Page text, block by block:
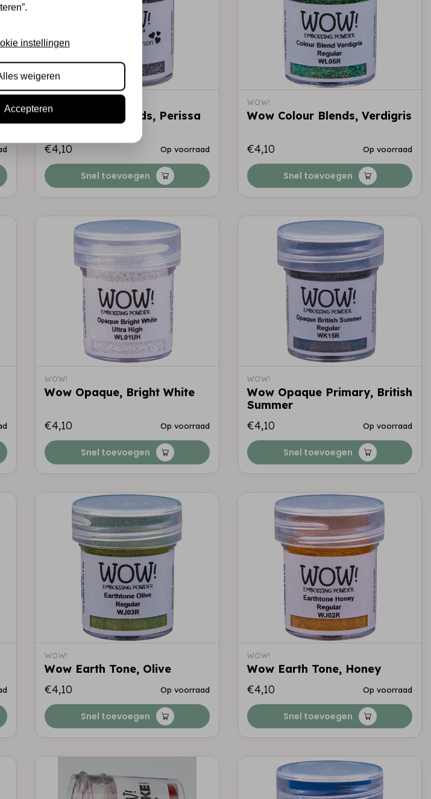
Wow Colour Blends, Perissa
€4,10 Op voorraad
Snel toevoegen
WOW!
Wow Colour Blends, Verdigris
€4,10 Op voorraad
Snel toevoegen
WOW!
Wow Opaque, Bright White
€4,10 Op voorraad
Snel toevoegen
WOW!
Wow Opaque Primary, British
Summer
€4,10
Op voorraad
Snel toevoegen
WOW!
Wow Earth Tone, Olive
€4,10
Op voorraad
Snel toevoegen
WOW!
Wow Earth Tone, Honey
€4,10
Op voorraad
Snel toevoegen
instellingen
weigeren
Accepteren